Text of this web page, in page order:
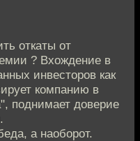
откаты от
? Вхождение в
инвесторов как
компанию в
поднимает доверие
а наоборот.